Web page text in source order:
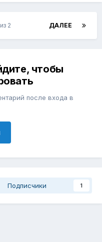
ДАЛЕЕ
2
чтобы
после входа в
Подписчики 1